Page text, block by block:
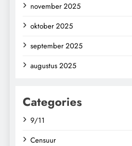
november 2025
oktober 2025
september 2025
augustus 2025
Categories
9/11
Censuur